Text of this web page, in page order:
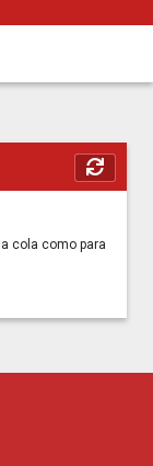
cola como para